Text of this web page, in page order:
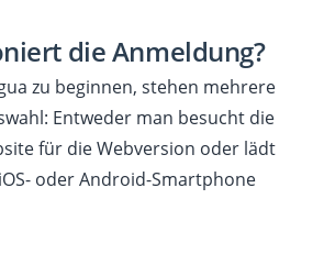
die Anmeldung?
zu beginnen, stehen mehrere
Entweder man besucht die
für die Webversion oder lädt
oder Android-Smartphone